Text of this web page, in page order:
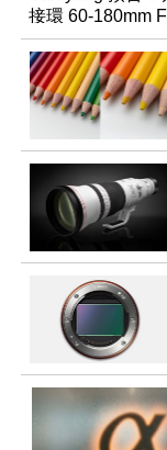
接環 60-180mm
變焦鏡